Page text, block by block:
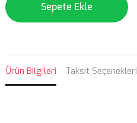
Sepete Ekle
Ürün Bilgileri Taksit Seçenekleri